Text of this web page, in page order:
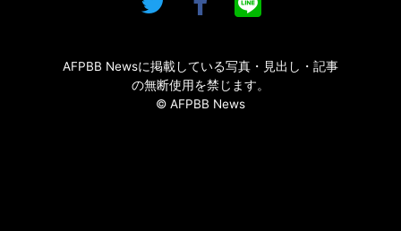
AFPBB Newsに掲載している写真・見出し・記事
の無断使用を禁じます。
© AFPBB News